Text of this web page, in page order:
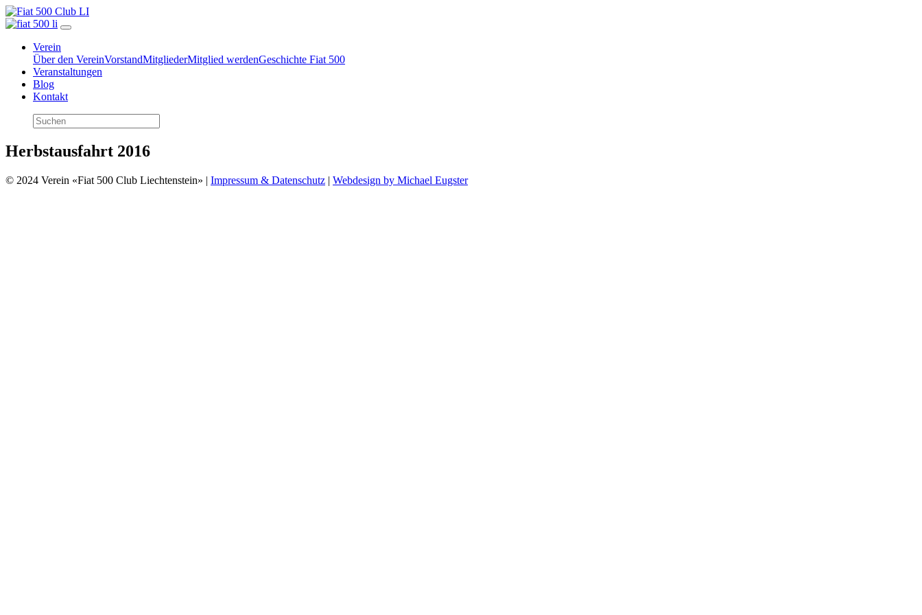
Verein
Über den VereinVorstandMitgliederMitglied werdenGeschichte Fiat 500
Veranstaltungen
Blog
Kontakt
Herbstausfahrt 2016
© 2024 Verein «Fiat 500 Club Liechtenstein» | Impressum & Datenschutz | Webdesign by Michael Eugster